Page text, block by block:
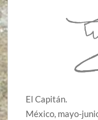
El Capitán.
México, mayo-